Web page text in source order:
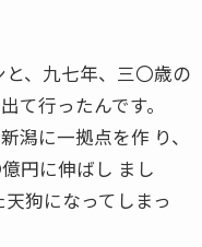
、九七年、三〇歳の
て行ったんです。
潟に一拠点を作 り、
円に伸ばし まし
狗になってしまっ